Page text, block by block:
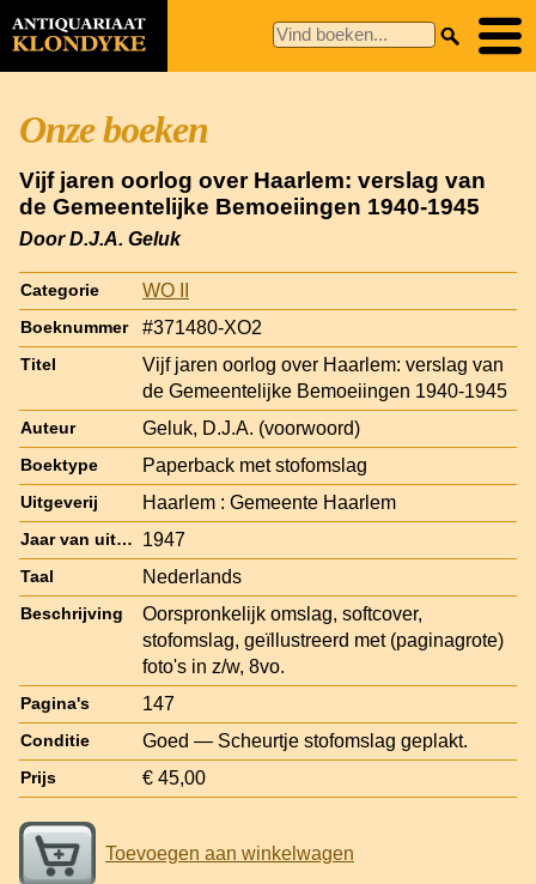
Onze boeken
Vijf jaren oorlog over Haarlem: verslag van
de Gemeentelijke Bemoeiingen 1940-1945
Door D.J.A. Geluk
Categorie WO II
Boeknummer #371480-XO2
Titel
Vijf jaren oorlog over Haarlem: verslag van
de Gemeentelijke Bemoeiingen 1940-1945
Auteur Geluk, D.J.A. (voorwoord)
Boektype Paperback met stofomslag
Uitgeverij Haarlem : Gemeente Haarlem
Jaar van uitgave 1947
Taal Nederlands
Beschrijving
Oorspronkelijk omslag, softcover,
stofomslag, geïllustreerd met (paginagrote)
foto's in z/w, 8vo.
Pagina's 147
Conditie Goed — Scheurtje stofomslag geplakt.
Prijs € 45,00
Toevoegen aan winkelwagen